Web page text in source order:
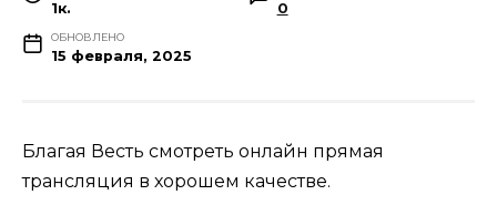
1к. 0
ОБНОВЛЕНО
15 февраля, 2025
Благая Весть смотреть онлайн прямая
трансляция в хорошем качестве.